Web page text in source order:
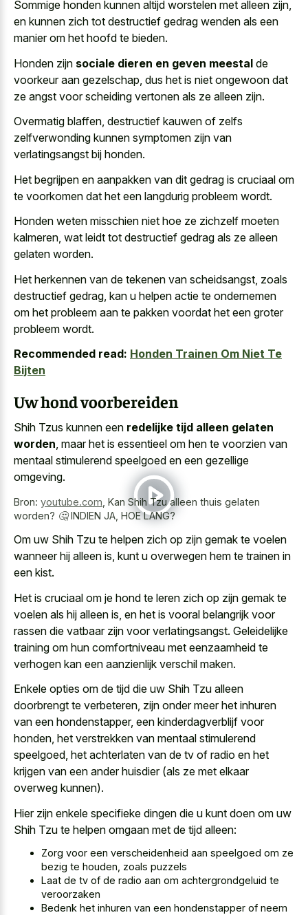
Sommige honden kunnen altijd worstelen met alleen zijn,
en kunnen zich tot destructief gedrag wenden als een
manier om het hoofd te bieden.
Honden zijn sociale dieren en geven meestal de
voorkeur aan gezelschap, dus het is niet ongewoon dat
ze angst voor scheiding vertonen als ze alleen zijn.
Overmatig blaffen, destructief kauwen of zelfs
zelfverwonding kunnen symptomen zijn van
verlatingsangst bij honden.
Het begrijpen en aanpakken van dit gedrag is cruciaal om
te voorkomen dat het een langdurig probleem wordt.
Honden weten misschien niet hoe ze zichzelf moeten
kalmeren, wat leidt tot destructief gedrag als ze alleen
gelaten worden.
Het herkennen van de tekenen van scheidsangst, zoals
destructief gedrag, kan u helpen actie te ondernemen
om het probleem aan te pakken voordat het een groter
probleem wordt.
Recommended read: Honden Trainen Om Niet Te
Bijten
Uw hond voorbereiden
Shih Tzus kunnen een redelijke tijd alleen gelaten
worden , maar het is essentieel om hen te voorzien van
mentaal stimulerend speelgoed en een gezellige
omgeving.
Bron: youtube.com Kan Shih Tzu alleen thuis gelaten
worden? 🤔 INDIEN JA, HOE LANG?
Om uw Shih Tzu te helpen zich op zijn gemak te voelen
wanneer hij alleen is, kunt u overwegen hem te trainen in
een kist.
Het is cruciaal om je hond te leren zich op zijn gemak te
voelen als hij alleen is, en het is vooral belangrijk voor
rassen die vatbaar zijn voor verlatingsangst. Geleidelijke
training om hun comfortniveau met eenzaamheid te
verhogen kan een aanzienlijk verschil maken.
Enkele opties om de tijd die uw Shih Tzu alleen
doorbrengt te verbeteren, zijn onder meer het inhuren
van een hondenstapper, een kinderdagverblijf voor
honden, het verstrekken van mentaal stimulerend
speelgoed, het achterlaten van de tv of radio en het
krijgen van een ander huisdier (als ze met elkaar
overweg kunnen).
Hier zijn enkele specifieke dingen die u kunt doen om uw
Shih Tzu te helpen omgaan met de tijd alleen:
Zorg voor een verscheidenheid aan speelgoed om ze
bezig te houden, zoals puzzels
Laat de tv of de radio aan om achtergrondgeluid te
veroorzaken
Bedenk het inhuren van een hondenstapper of neem